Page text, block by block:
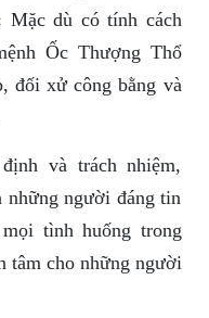
Mặc dù có tính cách
Ốc Thượng Thổ
đối xử công bằng và
và trách nhiệm,
những người đáng tin
tình huống trong
tâm cho những người